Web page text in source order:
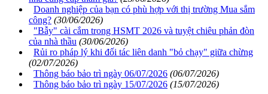
Doanh nghiệp của bạn có phù hợp với thị trường Mua sắm
công? (30/06/2026)
"Bẫy" cài cắm trong HSMT 2026 và tuyệt chiêu phản đòn
của nhà thầu (30/06/2026)
Rủi ro pháp lý khi đối tác liên danh "bỏ chạy" giữa chừng
(02/07/2026)
Thông báo bảo trì ngày 06/07/2026 (06/07/2026)
Thông báo bảo trì ngày 15/07/2026 (15/07/2026)